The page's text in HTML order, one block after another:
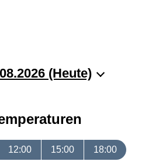
(Heute)
12:00 15:00 18:00